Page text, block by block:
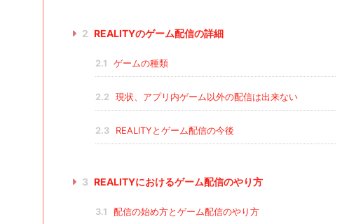
2 REALITYのゲーム配信の詳細
2.1 ゲームの種類
2.2 現状、アプリ内ゲーム以外の配信は出来ない
2.3 REALITYとゲーム配信の今後
3 REALITYにおけるゲーム配信のやり方
3.1 配信の始め方とゲーム配信のやり方